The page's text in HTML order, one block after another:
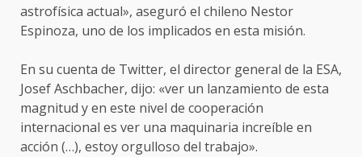
astrofísica actual», aseguró el chileno Nestor
Espinoza, uno de los implicados en esta misión.
En su cuenta de Twitter, el director general de la ESA,
Josef Aschbacher, dijo: «ver un lanzamiento de esta
magnitud y en este nivel de cooperación
internacional es ver una maquinaria increíble en
acción (…), estoy orgulloso del trabajo».